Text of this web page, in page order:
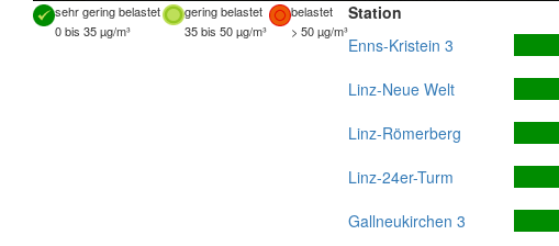
sehr gering belastet gering belastet
belastet
0 bis 35 µg/m³
35 bis 50 µg/m³ > 50 µg/m³
Station
Enns-Kristein 3
Linz-Neue Welt
Linz-Römerberg
Linz-24er-Turm
Gallneukirchen 3